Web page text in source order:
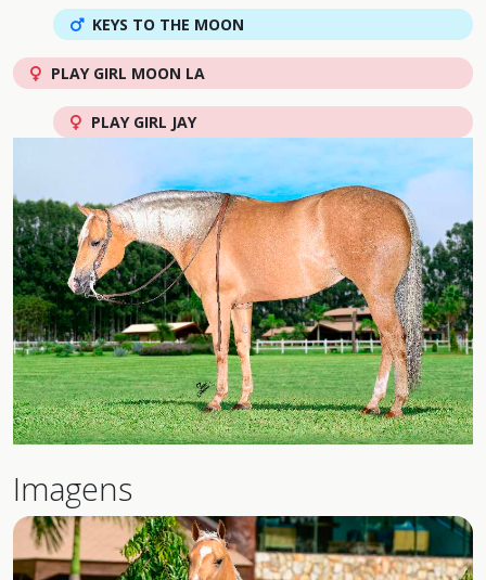
KEYS TO THE MOON
PLAY GIRL MOON LA
PLAY GIRL JAY
Imagens